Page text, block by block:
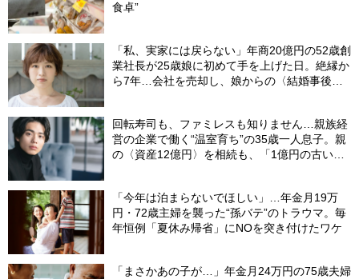
食卓”
「私、実家には戻らない」年商20億円の52歳創
業社長が25歳娘に初めて手を上げた日。絶縁か
ら7年…会社を売却し、娘からの〈結婚事後報
回転寿司も、ファミレスも知りません…親族経
営の企業で働く“温室育ち”の35歳一人息子。親
の〈資産12億円〉を相続も、「1億円の古いビ
「今年は泊まらないでほしい」…年金月19万
円・72歳主婦を襲った“孫バテ”のトラウマ。毎
年恒例「夏休み帰省」にNOを突き付けたワケ
「まさかあの子が…」年金月24万円の75歳夫婦